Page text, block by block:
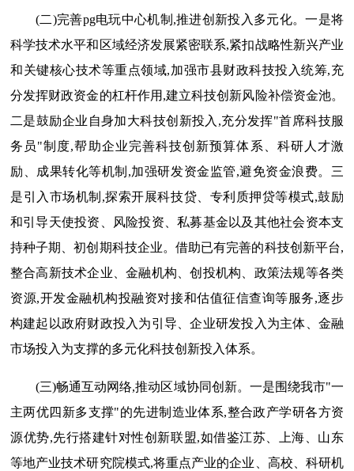
(二)完善pg电玩中心机制,推进创新投入多元化。一是将
科学技术水平和区域经济发展紧密联系,紧扣战略性新兴产业
和关键核心技术等重点领域,加强市县财政科技投入统筹,充
分发挥财政资金的杠杆作用,建立科技创新风险补偿资金池。
二是鼓励企业自身加大科技创新投入,充分发挥"首席科技服
务员"制度,帮助企业完善科技创新预算体系、科研人才激
励、成果转化等机制,加强研发资金监管,避免资金浪费。三
是引入市场机制,探索开展科技贷、专利质押贷等模式,鼓励
和引导天使投资、风险投资、私募基金以及其他社会资本支
持种子期、初创期科技企业。借助已有完善的科技创新平台,
整合高新技术企业、金融机构、创投机构、政策法规等各类
资源,开发金融机构投融资对接和估值征信查询等服务,逐步
构建起以政府财政投入为引导、企业研发投入为主体、金融
市场投入为支撑的多元化科技创新投入体系。
(三)畅通互动网络,推动区域协同创新。一是围绕我市"一
主两优四新多支撑"的先进制造业体系,整合政产学研各方资
源优势,先行搭建针对性创新联盟,如借鉴江苏、上海、山东
等地产业技术研究院模式,将重点产业的企业、高校、科研机